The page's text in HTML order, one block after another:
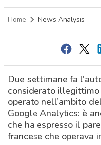
Home News Analysis
Due settimane fa
considerato
operato nell’ambito
Google Analytics: è
che ha espresso il
francese che operava